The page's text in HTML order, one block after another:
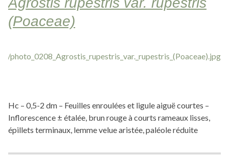
(Poaceae)
Hc – 0,5-2 dm – Feuilles enroulées et ligule aiguë courtes –
Inflorescence ± étalée, brun rouge à courts rameaux lisses,
épillets terminaux, lemme velue aristée, paléole réduite